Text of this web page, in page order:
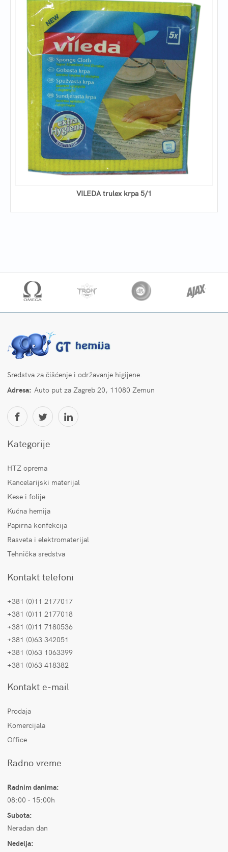
VILEDA trulex krpa 5/1
Sredstva za čišćenje i održavanje higijene.
Adresa: Auto put za Zagreb 20, 11080 Zemun
Kategorije
HTZ oprema
Kancelarijski materijal
Kese i folije
Kućna hemija
Papirna konfekcija
Rasveta i elektromaterijal
Tehnička sredstva
Kontakt telefoni
+381 (0)11 2177017
+381 (0)11 2177018
+381 (0)11 7180536
+381 (0)63 342051
+381 (0)63 1063399
+381 (0)63 418382
Kontakt e-mail
Prodaja
Komercijala
Office
Radno vreme
Radnim danima:
08:00 - 15:00h
Subota:
Neradan dan
Nedelja: